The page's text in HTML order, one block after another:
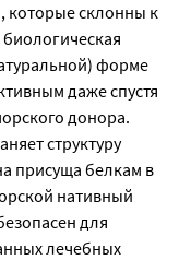
которые склонны к
форме
даже спустя
донора.
структуру
присуща белкам в
нативный
для
лечебных